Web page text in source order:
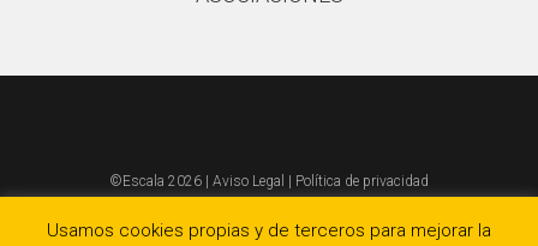
©Escala 2026 | Aviso Legal Política de privacidad
Política de calidad y ambiental
Usamos cookies propias y de terceros para mejorar la